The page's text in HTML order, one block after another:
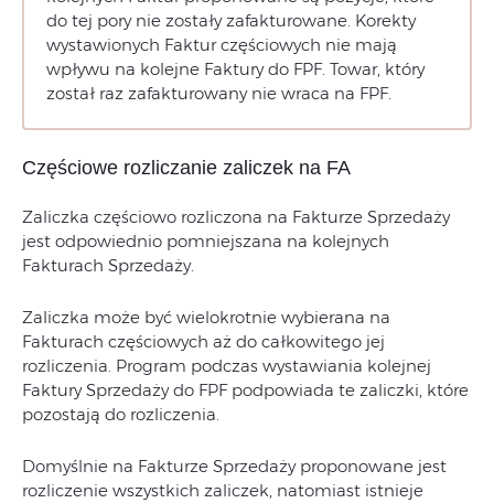
do tej pory nie zostały zafakturowane. Korekty
wystawionych Faktur częściowych nie mają
wpływu na kolejne Faktury do FPF. Towar, który
został raz zafakturowany nie wraca na FPF.
Częściowe rozliczanie zaliczek na FA
Zaliczka częściowo rozliczona na Fakturze Sprzedaży
jest odpowiednio pomniejszana na kolejnych
Fakturach Sprzedaży.
Zaliczka może być wielokrotnie wybierana na
Fakturach częściowych aż do całkowitego jej
rozliczenia. Program podczas wystawiania kolejnej
Faktury Sprzedaży do FPF podpowiada te zaliczki, które
pozostają do rozliczenia.
Domyślnie na Fakturze Sprzedaży proponowane jest
rozliczenie wszystkich zaliczek, natomiast istnieje